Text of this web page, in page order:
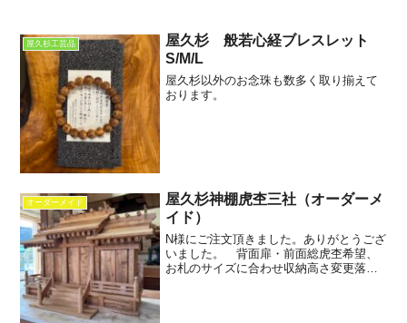
屋久杉工芸品
屋久杉 般若心経ブレスレット
S/M/L
屋久杉以外のお念珠も数多く取り揃えて
おります。
オーダーメイド
屋久杉神棚虎杢三社（オーダーメ
イド）
N様にご注文頂きました。ありがとうござ
いました。 背面扉・前面総虎杢希望、
お札のサイズに合わせ収納高さ変更落